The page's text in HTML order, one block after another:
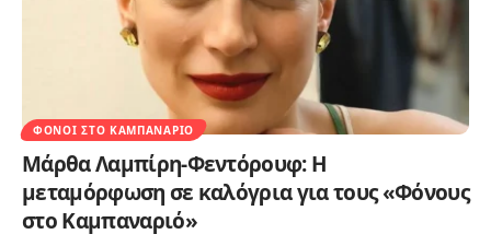
ΦΌΝΟΙ ΣΤΟ ΚΑΜΠΑΝΑΡΙΌ
Μάρθα Λαμπίρη-Φεντόρουφ: Η
μεταμόρφωση σε καλόγρια για τους «Φόνους
στο Καμπαναριό»